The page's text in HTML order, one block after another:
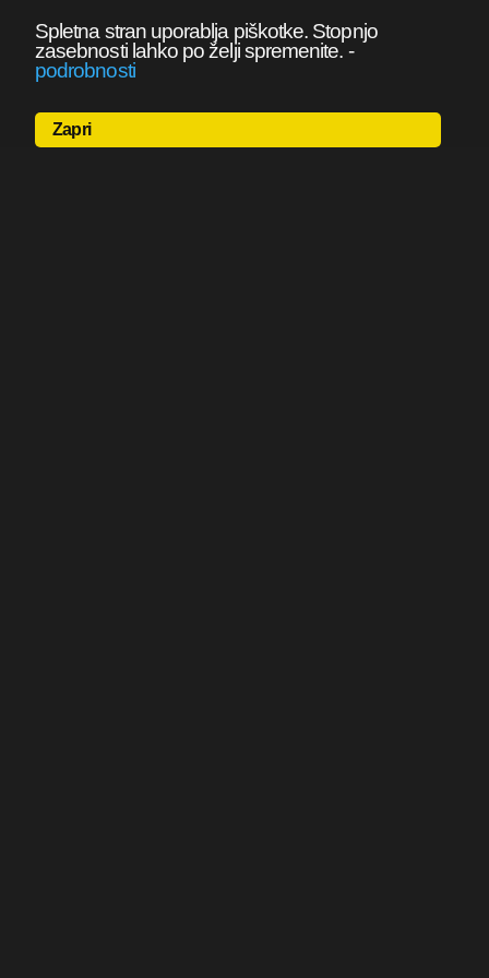
Spletna stran uporablja piškotke. Stopnjo
zasebnosti lahko po želji spremenite. -
podrobnosti
Zapri